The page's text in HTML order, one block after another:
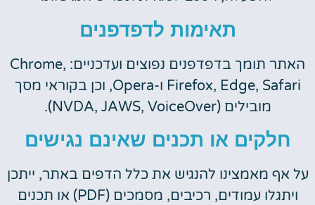
תאימות לדפדפנים
האתר תומך בדפדפנים נפוצים ועדכניים: Chrome,
Firefox, Edge, Safari ו-Opera, וכן בקוראי מסך
מובילים (NVDA, JAWS, VoiceOver).
חלקים או תכנים שאינם נגישים
על אף מאמצינו להנגיש את כלל הדפים באתר, ייתכן
ויתגלו עמודים, רכיבים, מסמכים (PDF) או תכנים